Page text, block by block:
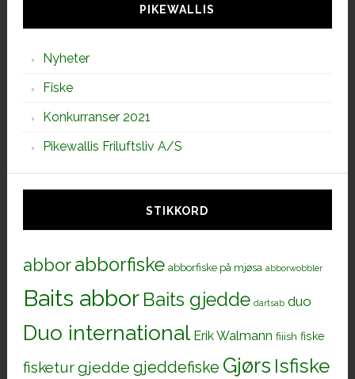
PIKEWALLIS
Nyheter
Fiske
Konkurranser 2021
Pikewallis Friluftsliv A/S
STIKKORD
abborabborfiske abborfiske på mjøsa abborwobbler
Baits abbor Baits gjedde dartsab duo
Duo international Erik Walmann fiiish fiske
fisketurgjedde gjeddefiske Gjørs Isfiske